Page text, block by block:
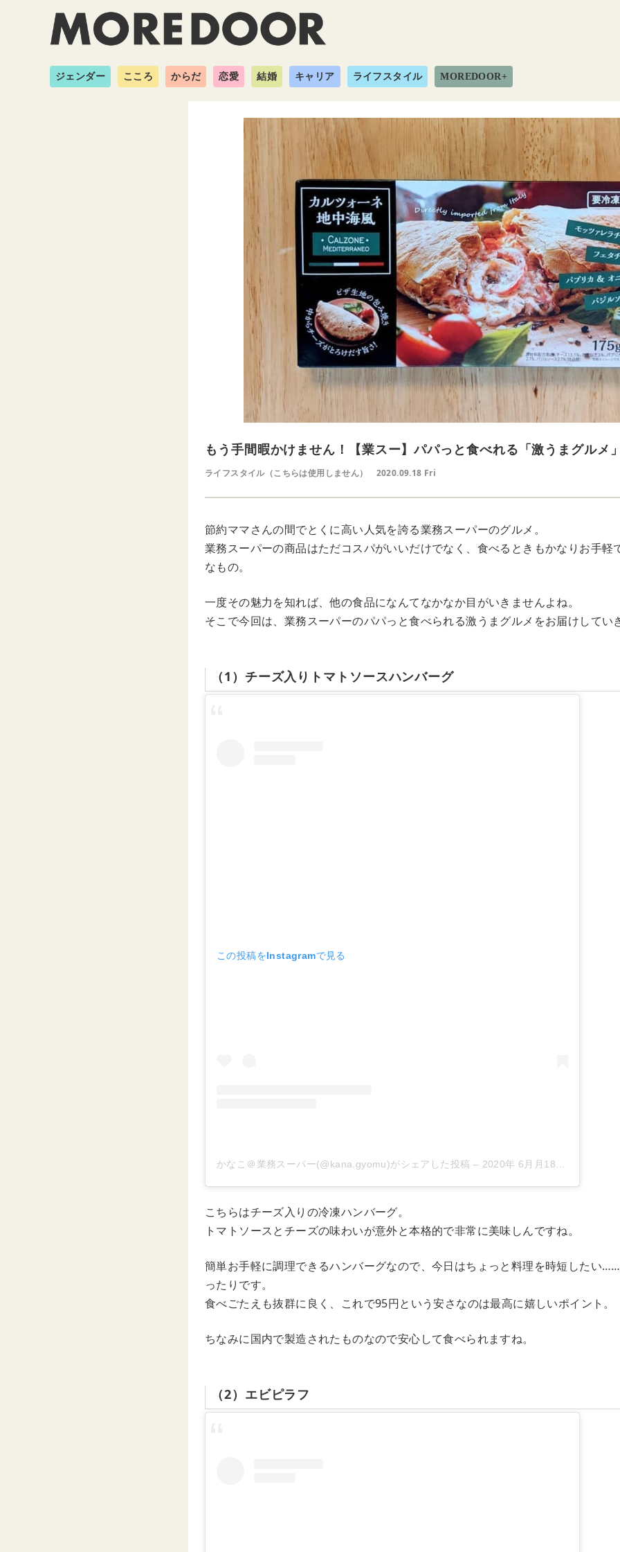
ジェンダー こころ からだ 恋愛 結婚 キャリア ライフスタイル MOREDOOR+
もう手間暇かけません！【業スー】パパっと食べれる「激うまグルメ
ライフスタイル（こちらは使用しません） 2020.09.18 Fri
節約ママさんの間でとくに高い人気を誇る業務スーパーのグルメ。
業務スーパーの商品はただコスパがいいだけでなく、食べるときもかなりお手軽
なもの。
一度その魅力を知れば、他の食品になんてなかなか目がいきませんよね。
そこで今回は、業務スーパーのパパっと食べられる激うまグルメをお届けしてい
（1）チーズ入りトマトソースハンバーグ
この投稿をInstagramで見る
かなこ＠業務スーパー(@kana.gyomu)がシェアした投稿 – 2020年 6月月18日午前5時40分PDT
こちらはチーズ入りの冷凍ハンバーグ。
トマトソースとチーズの味わいが意外と本格的で非常に美味しんですね。
簡単お手軽に調理できるハンバーグなので、今日はちょっと料理を時短したい
ったりです。
食べごたえも抜群に良く、これで95円という安さなのは最高に嬉しいポイント。
ちなみに国内で製造されたものなので安心して食べられますね。
（2）エビピラフ